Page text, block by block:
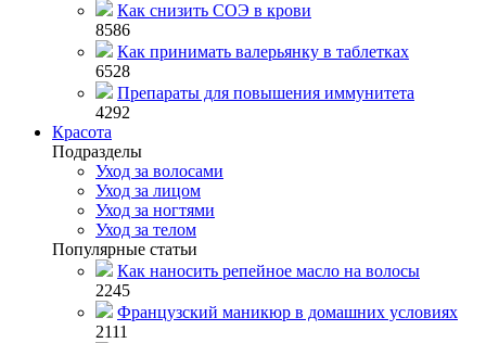
Как снизить СОЭ в крови
8586
Как принимать валерьянку в таблетках
6528
Препараты для повышения иммунитета
4292
Красота
Подразделы
Уход за волосами
Уход за лицом
Уход за ногтями
Уход за телом
Популярные статьи
Как наносить репейное масло на волосы
2245
Французский маникюр в домашних условиях
2111